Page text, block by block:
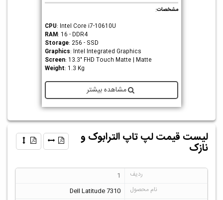
مشخصات:
CPU: Intel Core i7-10610U
RAM: 16 - DDR4
Storage: 256 - SSD
Graphics: Intel Integrated Graphics
Screen: 13.3" FHD Touch Matte | Matte
Weight: 1.3 Kg
مشاهده بیشتر
لیست قیمت لپ تاپ الترابوک و
نازک
1
Dell Latitude 7310